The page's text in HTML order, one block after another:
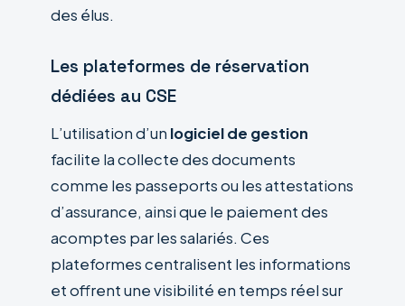
des élus.
Les plateformes de réservation
dédiées au CSE
L’utilisation d’un logiciel de gestion
facilite la collecte des documents
comme les passeports ou les attestations
d’assurance, ainsi que le paiement des
acomptes par les salariés. Ces
plateformes centralisent les informations
et offrent une visibilité en temps réel sur